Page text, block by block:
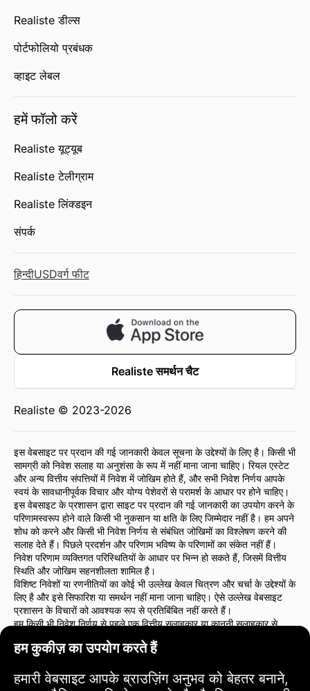
हम कुकीज़ का उपयोग करते हैं
हमारी वेबसाइट आपके ब्राउज़िंग अनुभव को बेहतर बनाने,
Realiste डील्स
पोर्टफोलियो प्रबंधक
व्हाइट लेबल
हमें फॉलो करें
Realiste यूट्यूब
Realiste टेलीग्राम
Realiste लिंक्डइन
संपर्क
हिन्दीUSDवर्ग फीट
Realiste समर्थन चैट
Realiste © 2023-2026
इस वेबसाइट पर प्रदान की गई जानकारी केवल सूचना के उद्देश्यों के लिए है। किसी भी
सामग्री को निवेश सलाह या अनुशंसा के रूप में नहीं माना जाना चाहिए। रियल एस्टेट
और अन्य वित्तीय संपत्तियों में निवेश में जोखिम होते हैं, और सभी निवेश निर्णय आपके
स्वयं के सावधानीपूर्वक विचार और योग्य पेशेवरों से परामर्श के आधार पर होने चाहिए।
इस वेबसाइट के प्रशासन द्वारा साइट पर प्रदान की गई जानकारी का उपयोग करने के
परिणामस्वरूप होने वाले किसी भी नुकसान या क्षति के लिए जिम्मेदार नहीं है। हम अपने
शोध को करने और किसी भी निवेश निर्णय से संबंधित जोखिमों का विश्लेषण करने की
सलाह देते हैं। पिछले प्रदर्शन और परिणाम भविष्य के परिणामों का संकेत नहीं हैं।
निवेश परिणाम व्यक्तिगत परिस्थितियों के आधार पर भिन्न हो सकते हैं, जिसमें वित्तीय
स्थिति और जोखिम सहनशीलता शामिल है।
विशिष्ट निवेशों या रणनीतियों का कोई भी उल्लेख केवल चित्रण और चर्चा के उद्देश्यों के
लिए है और इसे सिफारिश या समर्थन नहीं माना जाना चाहिए। ऐसे उल्लेख वेबसाइट
प्रशासन के विचारों को आवश्यक रूप से प्रतिबिंबित नहीं करते हैं।
हम किसी भी निवेश निर्णय से पहले एक वित्तीय सलाहकार या कानूनी सलाहकार से
जोखिमों के लिए पूरी तरह से जिम्मेदार हैं।
साइट पर प्रदान की गई जानकारी के उपयोग से उत्पन्न किसी भी प्रत्यक्ष या अप्रत्यक्ष